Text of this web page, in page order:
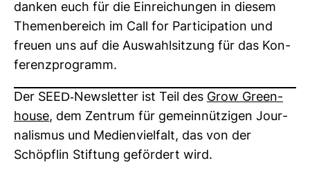
danken euch für die Ein­rei­chungen in diesem
The­men­be­reich im Call for Par­ti­ci­pa­tion und
freuen uns auf die Aus­wahl­sit­zung für das Kon­
fe­renz­pro­gramm.
Der SEED-​News­letter ist Teil des Grow Green­
house, dem Zen­trum für gemein­nüt­zigen Jour­
na­lismus und Medi­en­viel­falt, das von der
Schöpflin Stif­tung geför­dert wird.